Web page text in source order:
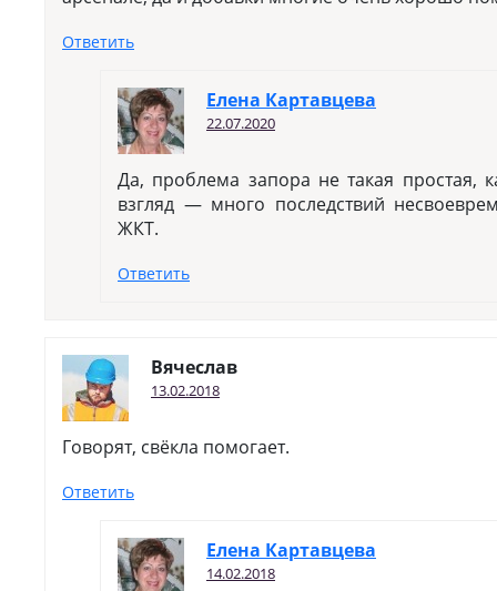
Ответить
Елена Картавцева
22.07.2020
Да, проблема запора не такая простая,
взгляд — много последствий
ЖКТ.
Ответить
Вячеслав
13.02.2018
Говорят, свёкла помогает.
Ответить
Елена Картавцева
14.02.2018